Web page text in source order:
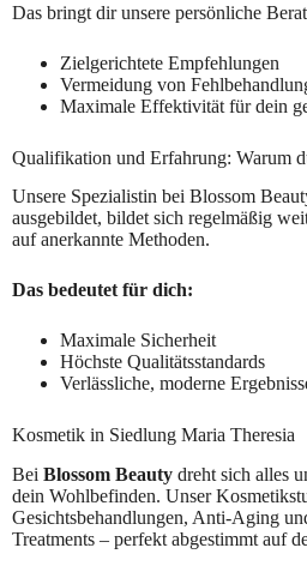
Das bringt dir unsere persönliche
Zielgerichtete Empfehlungen
Vermeidung von
Maximale Effektivität für dein
Qualifikation und Erfahrung: Warum
Unsere Spezialistin bei Blossom
ausgebildet, bildet sich regelmäßig
auf anerkannte Methoden.
Das bedeutet für dich:
Maximale Sicherheit
Höchste Qualitätsstandards
Verlässliche, moderne
Kosmetik in Siedlung Maria Theresia
Bei Blossom Beauty dreht sich alles
dein Wohlbefinden. Unser
Gesichtsbehandlungen, Anti-Aging
Treatments – perfekt abgestimmt auf